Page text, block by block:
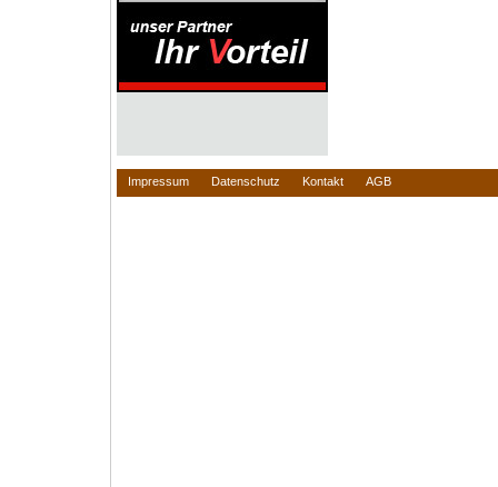
Impressum Datenschutz Kontakt AGB